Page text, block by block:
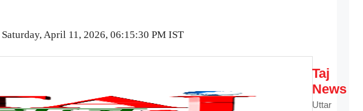
| Saturday, April 11, 2026, 06:15:30 PM IST
Taj
News
Uttar